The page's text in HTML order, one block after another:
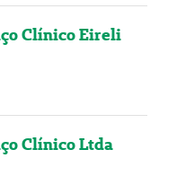
Clínico Eireli
Clínico Ltda